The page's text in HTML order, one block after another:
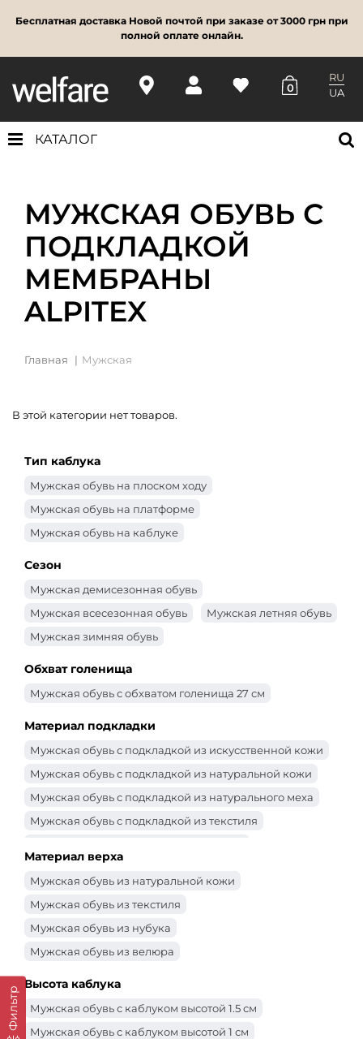
Бесплатная доставка Новой почтой при заказе от 3000 грн при
полной оплате онлайн.
0
RU
UA
КАТАЛОГ
МУЖСКАЯ ОБУВЬ С
ПОДКЛАДКОЙ
МЕМБРАНЫ
ALPITEX
Главная Мужская
Фильтр
В этой категории нет товаров.
Тип каблука
Мужская обувь на плоском ходу
Мужская обувь на платформе
Мужская обувь на каблуке
Сезон
Мужская демисезонная обувь
Мужская всесезонная обувь
Мужская летняя обувь
Мужская зимняя обувь
Обхват голенища
Мужская обувь с обхватом голенища 27 см
Материал подкладки
Мужская обувь с подкладкой из искусственной кожи
Мужская обувь с подкладкой из натуральной кожи
Мужская обувь с подкладкой из натурального меха
Мужская обувь с подкладкой из текстиля
Материал верха
Мужская обувь из натуральной кожи
Мужская обувь из текстиля
Мужская обувь из нубука
Мужская обувь из велюра
Высота каблука
Мужская обувь с каблуком высотой 1.5 см
Мужская обувь с каблуком высотой 1 см